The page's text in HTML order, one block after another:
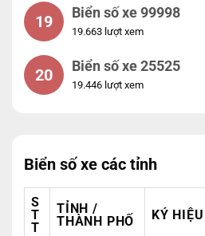
19 Biển số xe 99998
19.663 lượt xem
20 Biển số xe 25525
19.446 lượt xem
Biển số xe các tỉnh
S
T
T
TỈNH /
THÀNH PHỐ
KÝ